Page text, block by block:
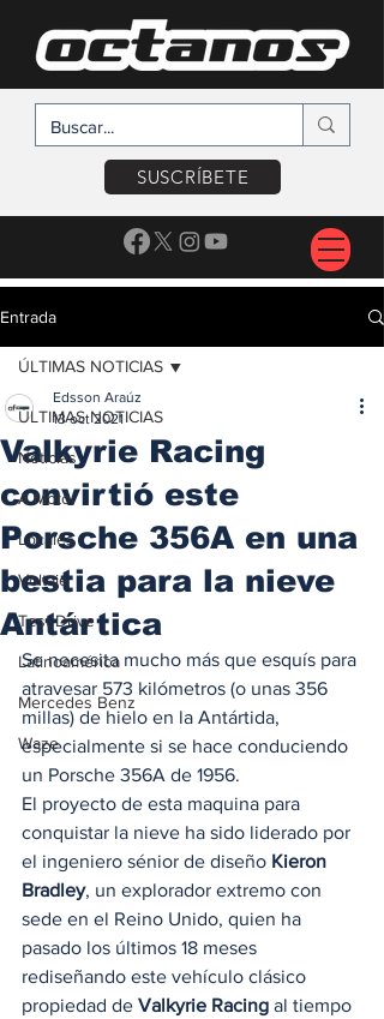
SUSCRÍBETE
Entrada
ÚLTIMAS NOTICIAS
Noticias
A Motor
Locales
Voltaje
Test Drive
Latinoamérica
Mercedes Benz
Waze
ÚLTIMAS NOTICIAS
Valkyrie Racing
convirtió este
Porsche 356A en una
bestia para la nieve
Antártica
Edsson Araúz
13 oct 2021
Se necesita mucho más que esquís para
atravesar 573 kilómetros (o unas 356
millas) de hielo en la Antártida,
especialmente si se hace conduciendo
un Porsche 356A de 1956.
El proyecto de esta maquina para
conquistar la nieve ha sido liderado por
el ingeniero sénior de diseño Kieron
Bradley, un explorador extremo con
sede en el Reino Unido, quien ha
pasado los últimos 18 meses
rediseñando este vehículo clásico
propiedad de Valkyrie Racing al tiempo